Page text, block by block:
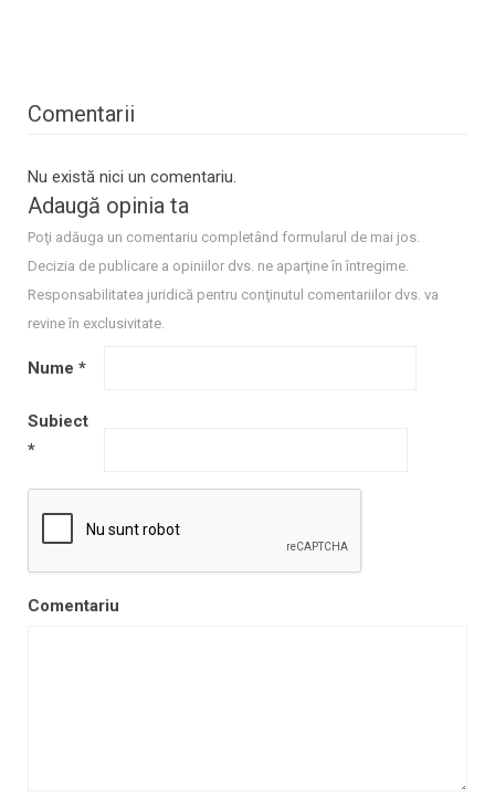
Comentarii
Nu există nici un comentariu.
Adaugă opinia ta
Poţi adăuga un comentariu completând formularul de mai jos.
Decizia de publicare a opiniilor dvs. ne aparţine în întregime.
Responsabilitatea juridică pentru conţinutul comentariilor dvs. va
revine în exclusivitate.
Nume *
Subiect
*
Comentariu